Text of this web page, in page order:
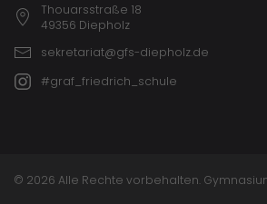
Thouarsstraße 18
49356 Diepholz
sekretariat@gfs-diepholz.de
#graf_friedrich_schule
© 2026 Alle Rechte vorbehalten.